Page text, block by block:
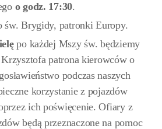
o godz. 17:30.
św. Brygidy, patronki Europy.
po każdej Mszy św. będziemy
patrona kierowców o
podczas naszych
korzystanie z pojazdów
ich poświęcenie. Ofiary z
będą przeznaczone na pomoc